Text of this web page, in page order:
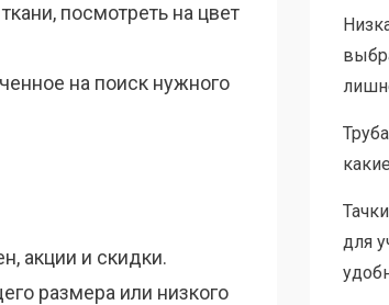
посмотреть на цвет
на поиск нужного
акции и скидки.
размера или низкого
для